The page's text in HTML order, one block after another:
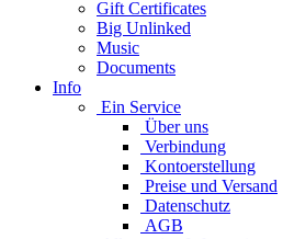
Gift Certificates
Big Unlinked
Music
Documents
Info
Ein Service
Über uns
Verbindung
Kontoerstellung
Preise und Versand
Datenschutz
AGB